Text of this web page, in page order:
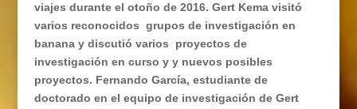
viajes durante el otoño de 2016. Gert Kema visitó
varios reconocidos grupos de investigación en
banana y discutió varios
proyectos de
investigación en curso y y nuevos posibles
proyectos. Fernando García, estudiante de
doctorado en el equipo de investigación de Gert